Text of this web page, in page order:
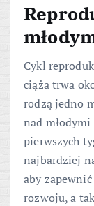
Cykl
ciąża trwa
rodzą jedno
nad młodymi
pierwszych
najbardziej
aby
rozwoju, a